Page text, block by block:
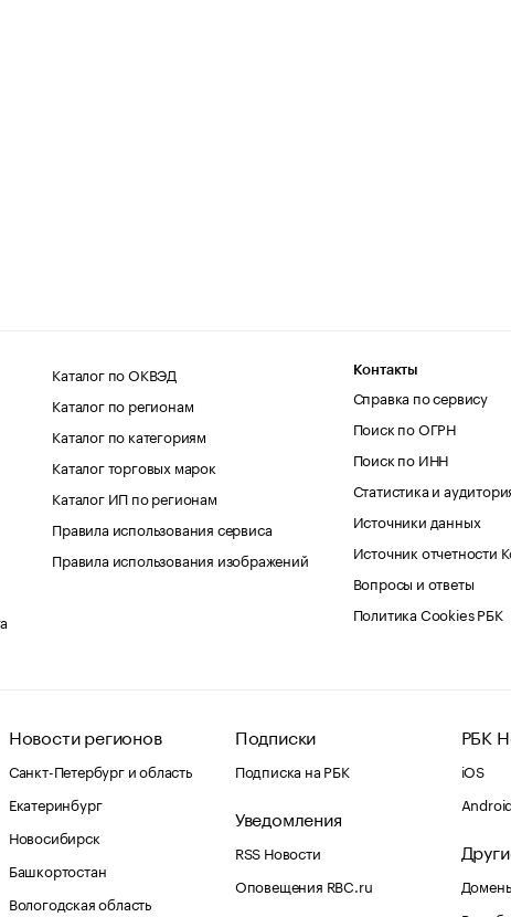
Каталог по ОКВЭД
Каталог по регионам
Каталог по категориям
Каталог торговых марок
Каталог ИП по регионам
Правила использования сервиса
Правила использования изображений
Контакты
Справка по сервису
Поиск по ОГРН
Поиск по ИНН
Статистика и
Источники данных
Источник отчетности
Вопросы и ответы
Политика Cookies РБК
Новости регионов
Санкт-Петербург и область
Екатеринбург
Новосибирск
Башкортостан
Вологодская область
Подписки
Подписка на РБК
Уведомления
RSS Новости
Оповещения RBC.ru
РБК
iOS